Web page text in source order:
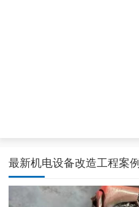
最新机电设备改造工程案例